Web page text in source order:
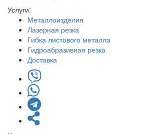
Услуги:
Металлоизделия
Лазерная резка
Гибка листового металла
Гидроабразивная резка
Доставка